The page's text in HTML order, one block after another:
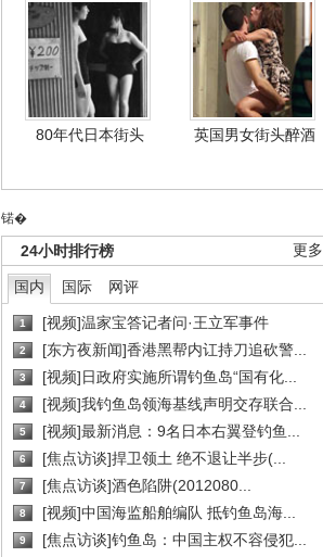
80年代日本街头 英国男女街头醉酒
锘�
更多
24小时排行榜
国内 国际 网评
1 [视频]温家宝答记者问·王立军事件
2 [东方夜新闻]香港黑帮内讧持刀追砍警...
3 [视频]日政府实施所谓钓鱼岛“国有化...
4 [视频]我钓鱼岛领海基线声明交存联合...
5 [视频]最新消息：9名日本右翼登钓鱼...
6 [焦点访谈]捍卫领土 绝不退让半步(...
7 [焦点访谈]酒色陷阱(2012080...
8 [视频]中国海监船舶编队 抵钓鱼岛海...
9 [焦点访谈]钓鱼岛：中国主权不容侵犯...